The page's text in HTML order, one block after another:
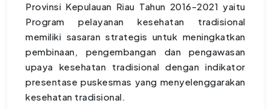
Provinsi Kepulauan Riau Tahun 2016-2021 yaitu
Program pelayanan kesehatan tradisional
memiliki sasaran strategis untuk meningkatkan
pembinaan, pengembangan dan pengawasan
upaya kesehatan tradisional dengan indikator
presentase puskesmas yang menyelenggarakan
kesehatan tradisional.